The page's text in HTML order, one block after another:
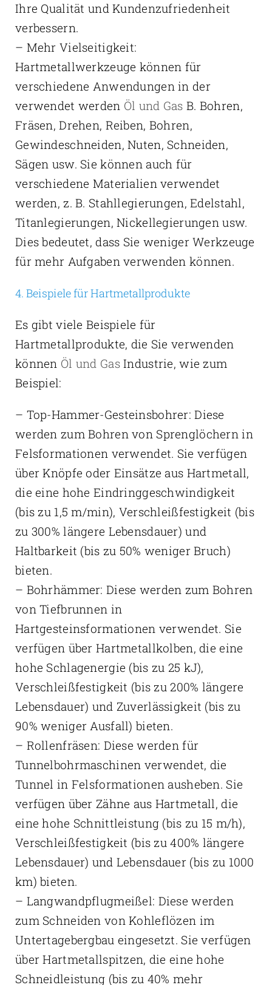
Ihre Qualität und Kundenzufriedenheit
verbessern.
– Mehr Vielseitigkeit:
Hartmetallwerkzeuge können für
verschiedene Anwendungen in der
verwendet werden Öl und Gas B. Bohren,
Fräsen, Drehen, Reiben, Bohren,
Gewindeschneiden, Nuten, Schneiden,
Sägen usw. Sie können auch für
verschiedene Materialien verwendet
werden, z. B. Stahllegierungen, Edelstahl,
Titanlegierungen, Nickellegierungen usw.
Dies bedeutet, dass Sie weniger Werkzeuge
für mehr Aufgaben verwenden können.
4. Beispiele für Hartmetallprodukte
Es gibt viele Beispiele für
Hartmetallprodukte, die Sie verwenden
können Öl und GasIndustrie, wie zum
Beispiel:
– Top-Hammer-Gesteinsbohrer: Diese
werden zum Bohren von Sprenglöchern in
Felsformationen verwendet. Sie verfügen
über Knöpfe oder Einsätze aus Hartmetall,
die eine hohe Eindringgeschwindigkeit
(bis zu 1,5 m/min), Verschleißfestigkeit (bis
zu 300% längere Lebensdauer) und
Haltbarkeit (bis zu 50% weniger Bruch)
bieten.
– Bohrhämmer: Diese werden zum Bohren
von Tiefbrunnen in
Hartgesteinsformationen verwendet. Sie
verfügen über Hartmetallkolben, die eine
hohe Schlagenergie (bis zu 25 kJ),
Verschleißfestigkeit (bis zu 200% längere
Lebensdauer) und Zuverlässigkeit (bis zu
90% weniger Ausfall) bieten.
– Rollenfräsen: Diese werden für
Tunnelbohrmaschinen verwendet, die
Tunnel in Felsformationen ausheben. Sie
verfügen über Zähne aus Hartmetall, die
eine hohe Schnittleistung (bis zu 15 m/h),
Verschleißfestigkeit (bis zu 400% längere
Lebensdauer) und Lebensdauer (bis zu 1000
km) bieten.
– Langwandpflugmeißel: Diese werden
zum Schneiden von Kohleflözen im
Untertagebergbau eingesetzt. Sie verfügen
über Hartmetallspitzen, die eine hohe
Schneidleistung (bis zu 40% mehr